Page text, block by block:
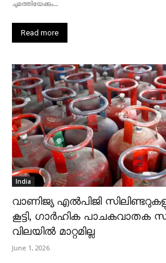
ചുമത്തിയേക്കും....
Read more
India
വാണിജ്യ എൽപിജി
കൂട്ടി, ഗാർഹിക പാചകവാതക
വിലയിൽ മാറ്റമില്ല
June 1, 2026